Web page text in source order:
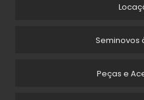
Seminovos
Peças e